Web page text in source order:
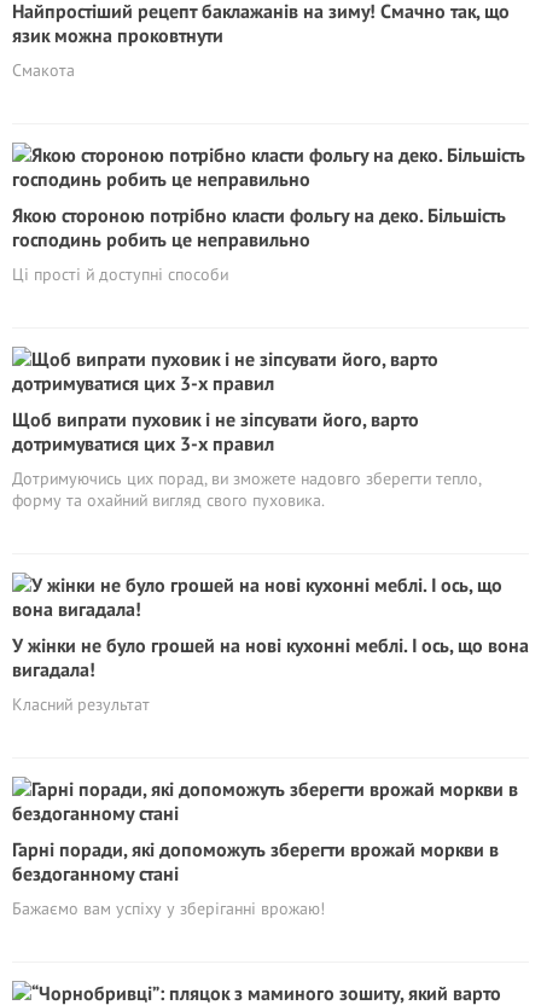
Найпростіший рецепт баклажанів на зиму! Смачно так, що
язик можна проковтнути
Смакота
Якою стороною потрібно класти фольгу на деко. Більшість
господинь робить це неправильно
Ці прості й доступні способи
Щоб випрати пуховик і не зіпсувати його, варто
дотримуватися цих 3-х правил
Дотримуючись цих порад, ви зможете надовго зберегти тепло,
форму та охайний вигляд свого пуховика.
У жінки не було грошей на нові кухонні меблі. І ось, що вона
вигадала!
Класний результат
Гарні поради, які допоможуть зберегти врожай моркви в
бездоганному стані
Бажаємо вам успіху у зберіганні врожаю!